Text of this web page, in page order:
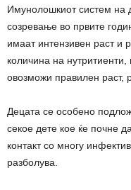
Имунолошкиот систем на
созревање во првите
имаат интензивен раст и
количина на
овозможи правилен раст,
Децата се особено
секое дете кое ќе почне
контакт со многу
разболува.